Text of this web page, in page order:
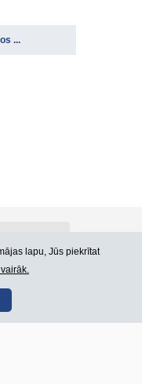
...
noteikumi
lapu, Jūs piekrītat